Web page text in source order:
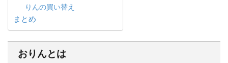
りんの買い替え
まとめ
おりんとは